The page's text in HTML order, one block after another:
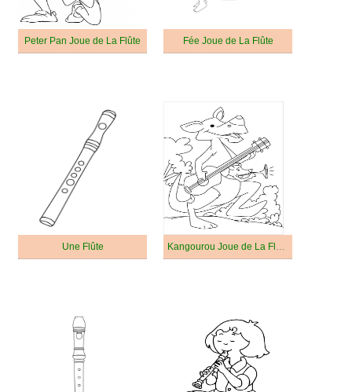
Peter Pan Joue de La Flûte Fée Joue de La Flûte
Une Flûte Kangourou Joue de La Flûte